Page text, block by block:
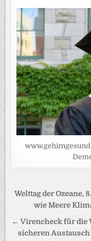
Welttag der Ozeane,
wie Meere
← Virencheck für die
sicheren